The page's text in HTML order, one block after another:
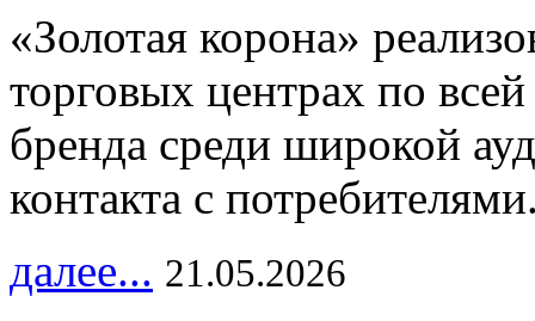
«Золотая корона»
торговых центрах по
бренда среди широкой
контакта с
далее... 21.05.2026